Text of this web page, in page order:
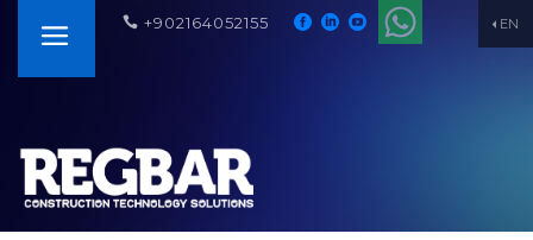
EN
+902164052155